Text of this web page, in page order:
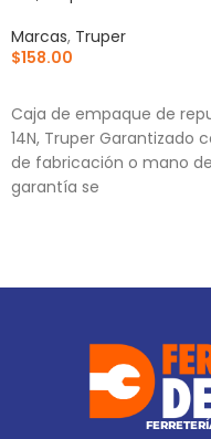
Marcas, Truper
$158.00
Caja de empaque de
14N, Truper Garantizado
de fabricación o mano
garantía se